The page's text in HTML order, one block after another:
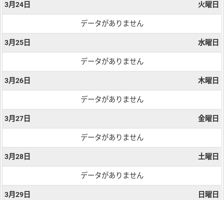
3月24日 火曜日
データがありません
3月25日 水曜日
データがありません
3月26日 木曜日
データがありません
3月27日 金曜日
データがありません
3月28日 土曜日
データがありません
3月29日 日曜日